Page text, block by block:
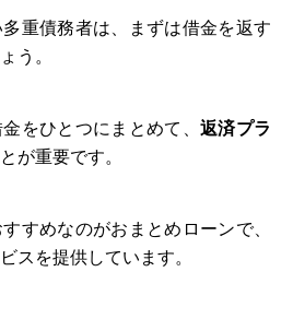
重債務者は、まずは借金を返す
う。
をひとつにまとめて、 返済プラ
が重要です。
すめなのがおまとめローンで、
スを提供しています。